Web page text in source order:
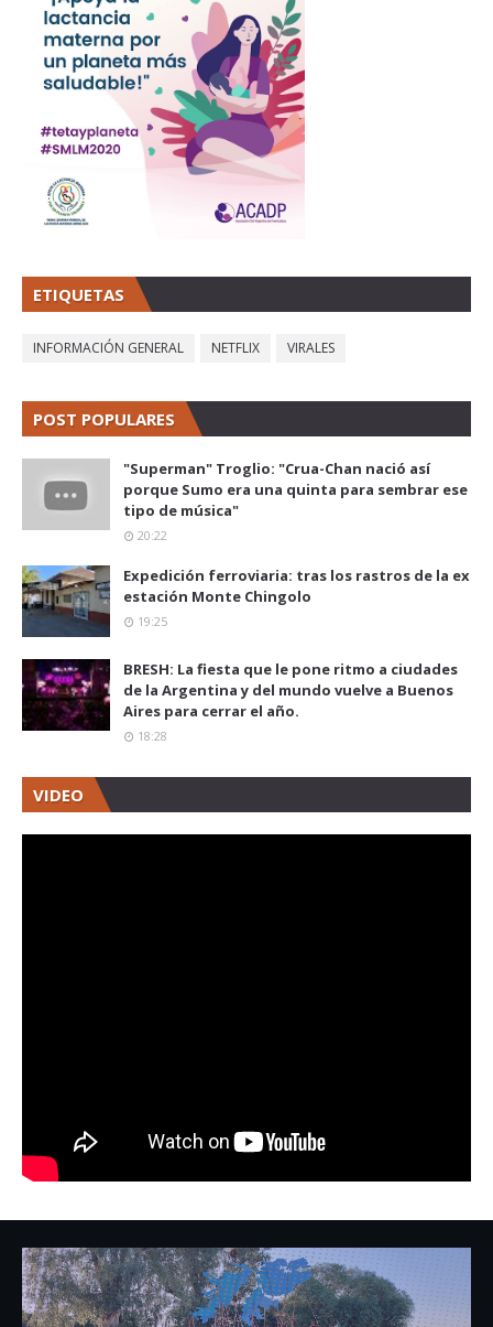
ETIQUETAS
INFORMACIÓN GENERAL NETFLIX VIRALES
POST POPULARES
"Superman" Troglio: "Crua-Chan nació así
porque Sumo era una quinta para sembrar ese
tipo de música"
20:22
Expedición ferroviaria: tras los rastros de la ex
estación Monte Chingolo
19:25
BRESH: La fiesta que le pone ritmo a ciudades
de la Argentina y del mundo vuelve a Buenos
Aires para cerrar el año.
18:28
VIDEO